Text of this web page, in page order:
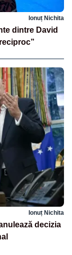
Ionuț Nichita
dintre David
Ionuț Nichita
decizia